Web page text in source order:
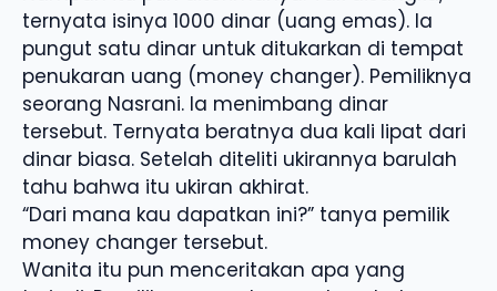
ternyata isinya 1000 dinar (uang emas). Ia
pungut satu dinar untuk ditukarkan di tempat
penukaran uang (money changer). Pemiliknya
seorang Nasrani. Ia menimbang dinar
tersebut. Ternyata beratnya dua kali lipat dari
dinar biasa. Setelah diteliti ukirannya barulah
tahu bahwa itu ukiran akhirat.
“Dari mana kau dapatkan ini?” tanya pemilik
money changer tersebut.
Wanita itu pun menceritakan apa yang